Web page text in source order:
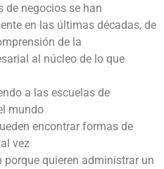
de negocios se han
en las últimas décadas, de
de la
al núcleo de lo que
a las escuelas de
mundo
encontrar formas de
vez
quieren administrar un